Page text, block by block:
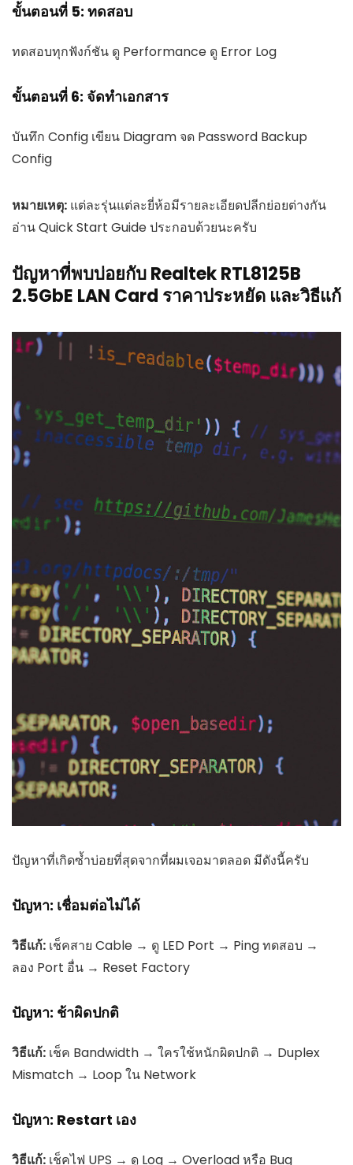
ขั้นตอนที่ 5: ทดสอบ
ทดสอบทุกฟังก์ชัน ดู Performance ดู Error Log
ขั้นตอนที่ 6: จัดทำเอกสาร
บันทึก Config เขียน Diagram จด Password Backup
Config
หมายเหตุ: แต่ละรุ่นแต่ละยี่ห้อมีรายละเอียดปลีกย่อยต่างกัน
อ่าน Quick Start Guide ประกอบด้วยนะครับ
ปัญหาที่พบบ่อยกับ Realtek RTL8125B
2.5GbE LAN Card ราคาประหยัด และวิธีแก้
ปัญหาที่เกิดซ้ำบ่อยที่สุดจากที่ผมเจอมาตลอด มีดังนี้ครับ
ปัญหา: เชื่อมต่อไม่ได้
วิธีแก้: เช็คสาย Cable → ดู LED Port → Ping ทดสอบ →
ลอง Port อื่น → Reset Factory
ปัญหา: ช้าผิดปกติ
วิธีแก้: เช็ค Bandwidth → ใครใช้หนักผิดปกติ → Duplex
Mismatch → Loop ใน Network
ปัญหา: Restart เอง
วิธีแก้: เช็คไฟ UPS → ดู Log → Overload หรือ Bug